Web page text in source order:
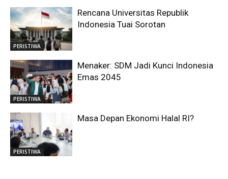
PERISTIWA
Rencana Universitas Republik
Indonesia Tuai Sorotan
PERISTIWA
Menaker: SDM Jadi Kunci Indonesia
Emas 2045
PERISTIWA
Masa Depan Ekonomi Halal RI?